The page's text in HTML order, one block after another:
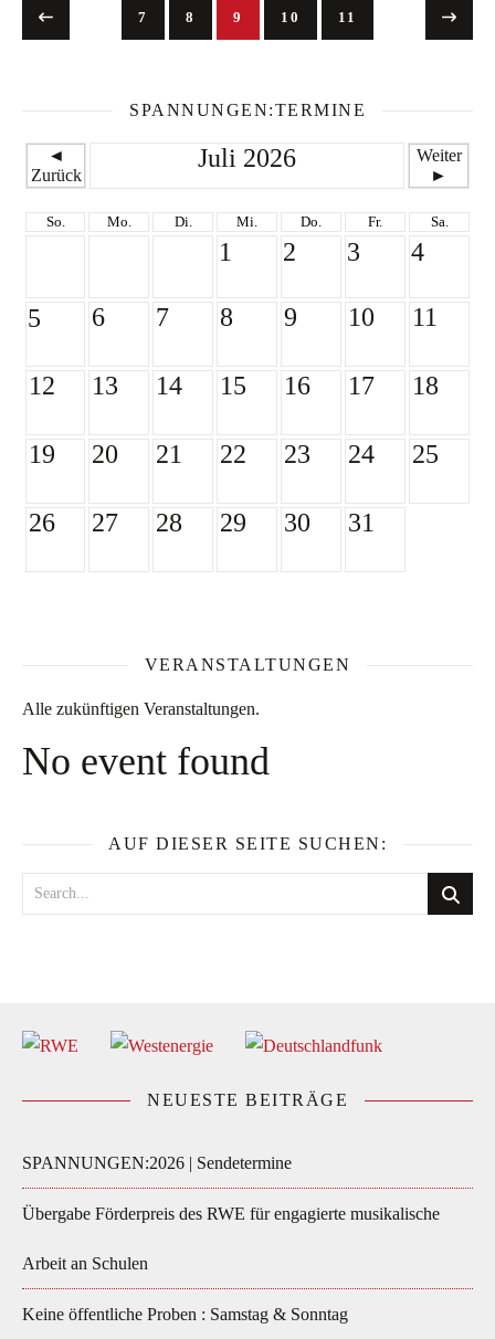
7 8 9 10 11
SPANNUNGEN:TERMINE
◄
Zurück
Juli 2026
Weiter
►
So. Mo. Di. Mi. Do. Fr. Sa.
1 2 3 4
5 6 7 8 9 10 11
12 13 14 15 16 17 18
19 20 21 22 23 24 25
26 27 28 29 30 31
VERANSTALTUNGEN
Alle zukünftigen Veranstaltungen.
No event found
AUF DIESER SEITE SUCHEN:
NEUESTE BEITRÄGE
SPANNUNGEN:2026 | Sendetermine
Übergabe Förderpreis des RWE für engagierte musikalische
Arbeit an Schulen
Keine öffentliche Proben : Samstag & Sonntag